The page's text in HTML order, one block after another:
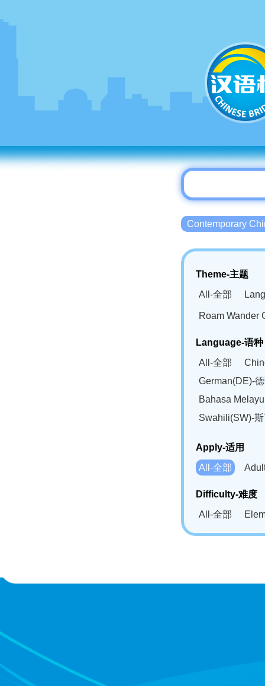
Contemporary
Theme-主题
All-全部
Roam Wander
Language-语种
All-全部
German(DE)-
Bahasa
Swahili(SW)-
Apply-适用
All-全部
Difficulty-难度
All-全部